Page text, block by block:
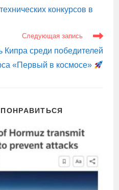
конкурсов в
Следующая запись
Кипра среди победителей
«Первый в космосе»